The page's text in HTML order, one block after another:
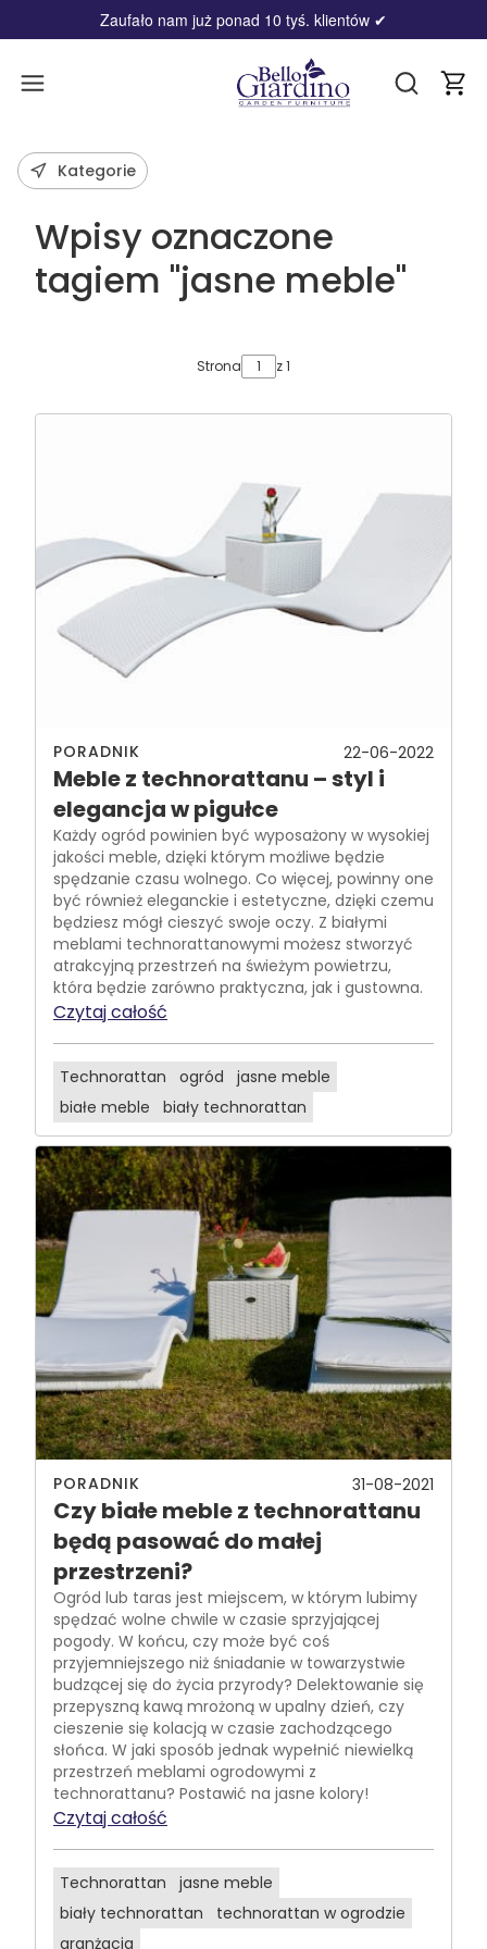
Zaufało nam już ponad 10 tyś. klientów ✔
Otwórz
Kategorie
Wpisy oznaczone
tagiem "jasne meble"
Strona z 1
PORADNIK 22-06-2022
Meble z technorattanu – styl i
elegancja w pigułce
Każdy ogród powinien być wyposażony w wysokiej
jakości meble, dzięki którym możliwe będzie
spędzanie czasu wolnego. Co więcej, powinny one
być również eleganckie i estetyczne, dzięki czemu
będziesz mógł cieszyć swoje oczy. Z białymi
meblami technorattanowymi możesz stworzyć
atrakcyjną przestrzeń na świeżym powietrzu,
która będzie zarówno praktyczna, jak i gustowna.
Czytaj całość
Technorattan ogród
jasne meble
białe meble
biały technorattan
PORADNIK 31-08-2021
Czy białe meble z technorattanu
będą pasować do małej
przestrzeni?
Ogród lub taras jest miejscem, w którym lubimy
spędzać wolne chwile w czasie sprzyjającej
pogody. W końcu, czy może być coś
przyjemniejszego niż śniadanie w towarzystwie
budzącej się do życia przyrody? Delektowanie się
przepyszną kawą mrożoną w upalny dzień, czy
cieszenie się kolacją w czasie zachodzącego
słońca. W jaki sposób jednak wypełnić niewielką
przestrzeń meblami ogrodowymi z
technorattanu? Postawić na jasne kolory!
Czytaj całość
Technorattan
jasne meble
biały technorattan
technorattan w ogrodzie
aranżacja